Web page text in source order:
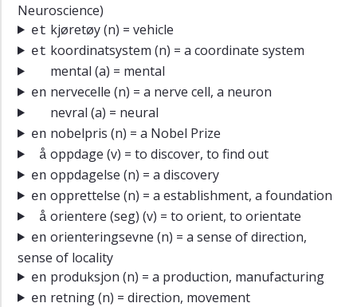
Neuroscience)
et kjøretøy(n) = vehicle
et koordinatsystem (n) = a coordinate system
mental (a) = mental
en nervecelle (n) = a nerve cell, a neuron
nevral (a) = neural
en nobelpris (n) = a Nobel Prize
å oppdage (v) = to discover, to find out
en oppdagelse (n) = a discovery
en opprettelse (n) = a establishment, a foundation
å orientere (seg) (v) = to orient, to orientate
en orienteringsevne (n) = a sense of direction,
sense of locality
en produksjon (n) = a production, manufacturing
en retning(n) = direction, movement